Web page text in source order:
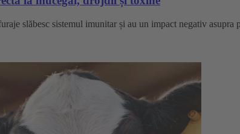
slăbesc sistemul imunitar și au un impact negativ